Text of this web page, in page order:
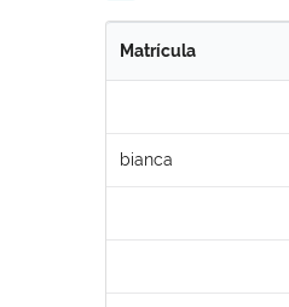
Matrícula
bianca